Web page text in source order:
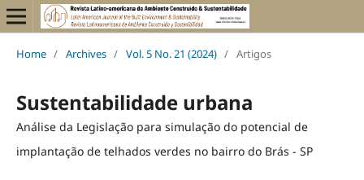
Home / Archives / Vol. 5 No. 21 (2024) / Artigos
Sustentabilidade urbana
Análise da Legislação para simulação do potencial de
implantação de telhados verdes no bairro do Brás - SP